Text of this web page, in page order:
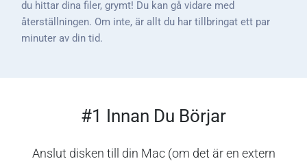
du hittar dina filer, grymt! Du kan gå vidare med
återställningen. Om inte, är allt du har tillbringat ett par
minuter av din tid.
#1 Innan Du Börjar
Anslut disken till din Mac (om det är en extern